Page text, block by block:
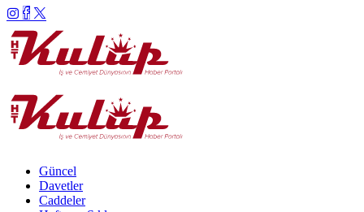
Güncel
Davetler
Caddeler